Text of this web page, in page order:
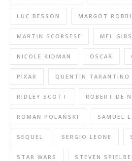
LUC BESSON MARGOT
MARTIN SCORSESE MEL
NICOLE KIDMAN OSCAR
PIXAR QUENTIN TARANTINO
RIDLEY SCOTT ROBERT DE
ROMAN POLAŃSKI SAMUEL
SEQUEL SERGIO LEONE
STAR WARS STEVEN